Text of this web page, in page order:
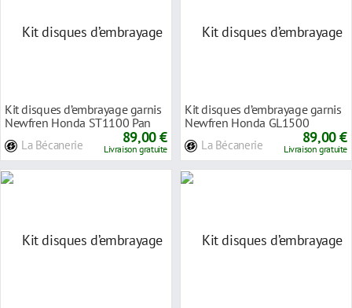
Kit disques d’embrayage garnis
Newfren Honda ST1100 Pan
La Bécanerie 89,00 €
Livraison gratuite
Kit disques d’embrayage garnis
Newfren Honda GL1500
La Bécanerie 89,00 €
Livraison gratuite